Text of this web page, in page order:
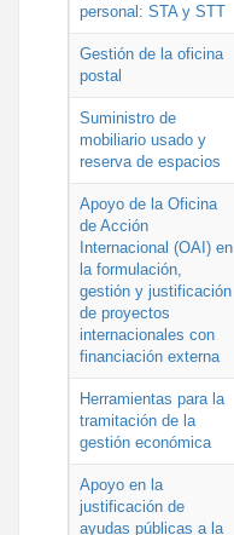
personal: STA y STT
Gestión de la oficina
postal
Suministro de
mobiliario usado y
reserva de espacios
Apoyo de la Oficina
de Acción
Internacional (OAI) en
la formulación,
gestión y justificación
de proyectos
internacionales con
financiación externa
Herramientas para la
tramitación de la
gestión económica
Apoyo en la
justificación de
ayudas públicas a la